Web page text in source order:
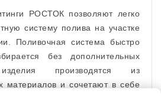
РОСТОК позволяют легко
систему полива на участке
Поливочная система быстро
без дополнительных
производятся из
материалов и сочетают в себе